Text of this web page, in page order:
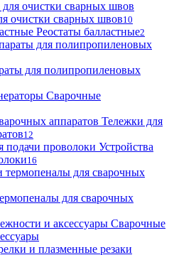
очистки сварных швов10
Реостаты балластные2
для полипропиленовых
Сварочные
Тележки для
12
Устройства
16
для сварочных
Сварочные